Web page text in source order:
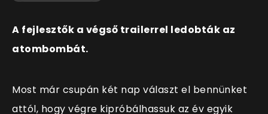
A fejlesztők a végső trailerrel ledobták az
atombombát.
Most már csupán két nap választ el bennünket
attól, hogy végre kipróbálhassuk az év egyik